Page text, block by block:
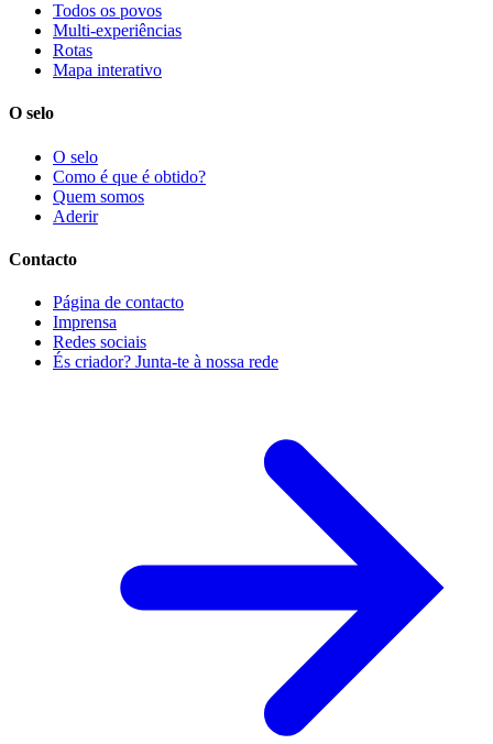
Todos os povos
Multi-experiências
Rotas
Mapa interativo
O selo
O selo
Como é que é obtido?
Quem somos
Aderir
Contacto
Página de contacto
Imprensa
Redes sociais
És criador? Junta-te à nossa rede